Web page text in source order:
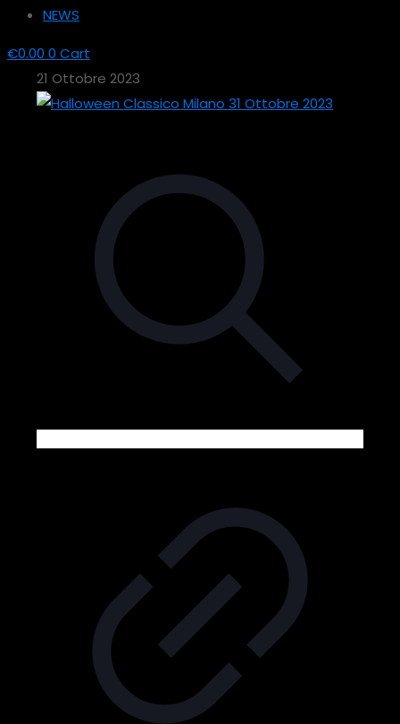
NEWS
€0.00 0 Cart
21 Ottobre 2023